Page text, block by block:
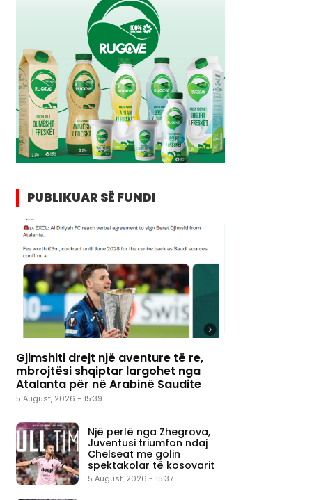
PUBLIKUAR SË FUNDI
Gjimshiti drejt një aventure të re,
mbrojtësi shqiptar largohet nga
Atalanta për në Arabinë Saudite
5 August, 2026 - 15:39
Një perlë nga Zhegrova,
Juventusi triumfon ndaj
Chelseat me golin
spektakolar të kosovarit
5 August, 2026 - 15:37